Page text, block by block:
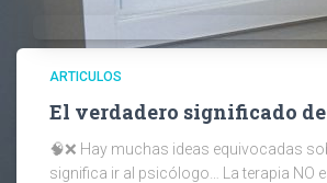
ARTICULOS
El verdadero significado
🧠❌ Hay muchas ideas equivocadas
significa ir al psicólogo… La terapia NO